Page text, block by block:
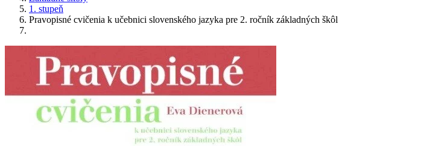
1. stupeň
Pravopisné cvičenia k učebnici slovenského jazyka pre 2. ročník základných škôl